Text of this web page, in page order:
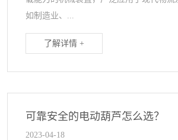
如制造业、...
了解详情 +
可靠安全的电动葫芦怎么选？
2023-04-18